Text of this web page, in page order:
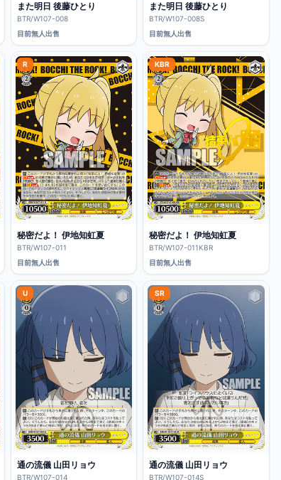
また明日 後藤ひとり
BTR/W107-008
目前無人出售
また明日 後藤ひとり
BTR/W107-008S
目前無人出售
R
秘密だよ！ 伊地知虹夏
BTR/W107-011
目前無人出售
KBR
秘密だよ！ 伊地知虹夏
BTR/W107-011KBR
目前無人出售
U
通の流儀 山田リョウ
BTR/W107-014
SR
通の流儀 山田リョウ
BTR/W107-014S